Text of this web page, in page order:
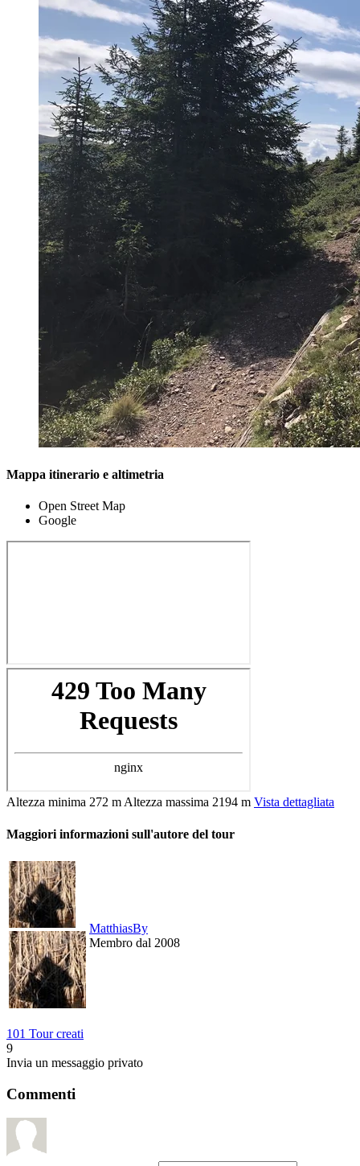
Mappa itinerario e altimetria
Open Street Map
Google
Altezza minima 272 m Altezza massima 2194 m Vista dettagliata
Maggiori informazioni sull'autore del tour
MatthiasBy
Membro dal 2008
101 Tour creati
9
Invia un messaggio privato
Commenti